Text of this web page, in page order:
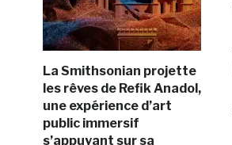
La Smithsonian projette
les rêves de Refik Anadol,
une expérience d’art
public immersif
s’appuyant sur sa